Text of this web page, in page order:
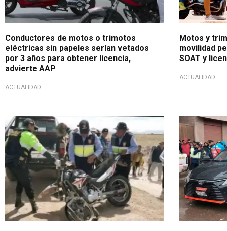
Conductores de motos o trimotos
eléctricas sin papeles serían vetados
por 3 años para obtener licencia,
advierte AAP
ACTUALIDAD
Motos y
movilidad
SOAT y
ACTUALIDAD
Lamentable Crimen al